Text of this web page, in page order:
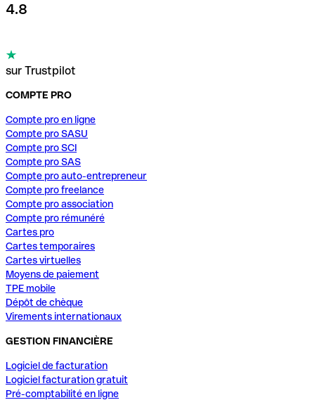
4.8
sur Trustpilot
COMPTE PRO
Compte pro en ligne
Compte pro SASU
Compte pro SCI
Compte pro SAS
Compte pro auto-entrepreneur
Compte pro freelance
Compte pro association
Compte pro rémunéré
Cartes pro
Cartes temporaires
Cartes virtuelles
Moyens de paiement
TPE mobile
Dépôt de chèque
Virements internationaux
GESTION FINANCIÈRE
Logiciel de facturation
Logiciel facturation gratuit
Pré-comptabilité en ligne